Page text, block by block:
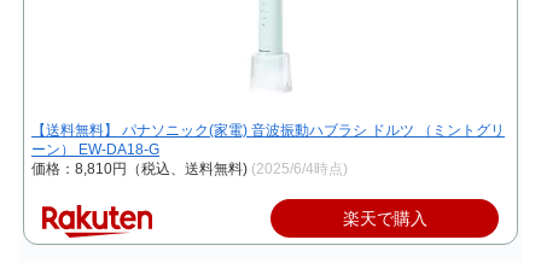
【送料無料】 パナソニック(家電) 音波振動ハブラシ ドルツ （ミントグリ
ーン） EW-DA18-G
価格：8,810円（税込、送料無料) (2025/6/4時点)
楽天で購入